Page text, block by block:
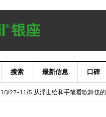
搜索 最新信息 口碑
11/6～ 【欧洲七叶树门】
10/27-11/5 从浮世绘和手笔看歌舞伎